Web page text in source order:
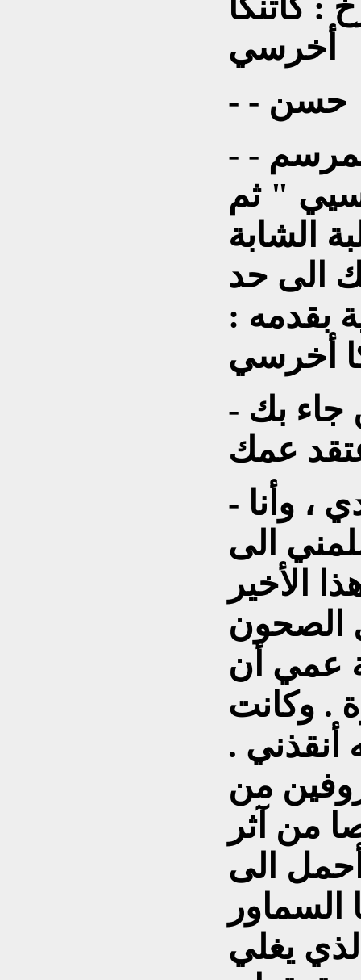
أخرسي
- - حسن
- - عندما كان يسكر يملأ المرسم
" ثم
الشابة
الى حد
بقدمه :
- حسن ، لحظة . نسيت من جاء بك
- عمي ، عمي . فقدت والدي ، وأنا
الى
الأخير
الصحون
عمي أن
. وكانت
أنقذني .
من
من آثر
الى
السماور
يغلي